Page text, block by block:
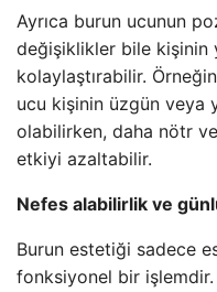
Ayrıca burun ucunun
değişiklikler bile kişinin
kolaylaştırabilir.
ucu kişinin üzgün veya
olabilirken, daha nötr
etkiyi azaltabilir.
Nefes alabilirlik ve
Burun estetiği sadece
fonksiyonel bir işlemdir.